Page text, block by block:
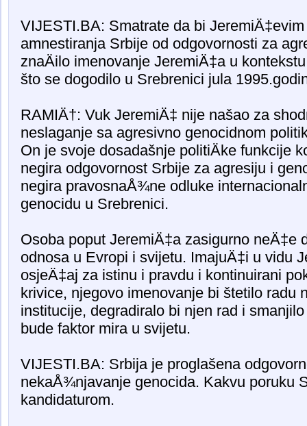
VIJESTI.BA: Smatrate da bi
amnestiranja Srbije od odgovornosti za
znaÄilo imenovanje JeremiÄ‡a u
što se dogodilo u Srebrenici jula
RAMIÄ†: Vuk JeremiÄ‡ nije našao za
neslaganje sa agresivno genocidnom
On je svoje dosadašnje politiÄke funkcije
negira odgovornost Srbije za agresiju i
negira pravosnaÅ¾ne odluke
genocidu u Srebrenici.
Osoba poput JeremiÄ‡a zasigurno neÄ‡e
odnosa u Evropi i svijetu. ImajuÄ‡i u vidu
osjeÄ‡aj za istinu i pravdu i kontinuirani
krivice, njegovo imenovanje bi štetilo radu
institucije, degradiralo bi njen rad i
bude faktor mira u svijetu.
VIJESTI.BA: Srbija je proglašena
nekaÅ¾njavanje genocida. Kakvu poruku
kandidaturom.